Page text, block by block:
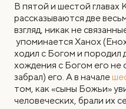
В пятой и шестой главах
рассказываются две
взгляд, никак не
упоминается Ханох
ходил с Богом и породил
хождения с Богом его не
забрал) его. А в начале
том, как «сыны Божьи»
человеческих, брали их